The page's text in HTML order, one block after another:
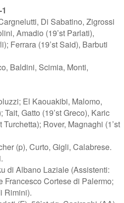
Di Sabatino, Zigrossi
Amadio (19’st Parlati),
Ferrara (19’st Said), Barbuti
Baldini, Scimia, Monti,
El Kaouakibi, Malomo,
Tait, Gatto (19’st Greco), Karic
Turchetta); Rover, Magnaghi (1’st
(p), Curto, Gigli, Calabrese.
di Albano Laziale (Assistenti:
Francesco Cortese di Palermo;
Rimini).